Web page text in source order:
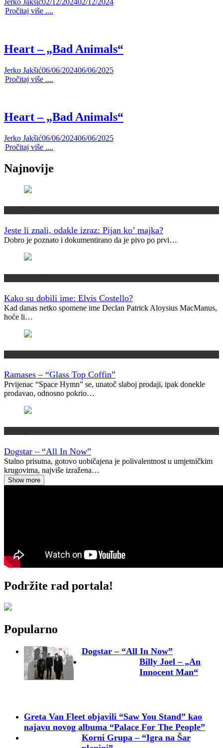
Pročitaj više ....
Heart – „Bad Animals“
Jerko Jakšić06/06/202406/06/2025
Pročitaj više ....
Heart – „Bad Animals“
Jerko Jakšić06/06/202406/06/2025
Pročitaj više ....
Najnovije
Jeste li znali, odakle izraz: Pijan ko’ majka?
Dobro je poznato i dokumentirano da je pivo po prvi…
Kako su dobili ime: Elvis Costello?
Kad danas netko spomene ime Declan Patrick Aloysius MacManus,
hoće li…
Ramases – “Glass Top Coffin”
Prvijenac “Space Hymn” se, unatoč slaboj prodaji, ipak donekle
prodavao, odnosno pokrio…
Dogstar – “All In Now”
Stalno prisutna, gotovo uobičajena je polivalentnost u umjetničkim
krugovima, najviše izražena…
Show more
Podržite rad portala!
Popularno
Dogstar – “All In Now”
Billy Joel – „An
Innocent Man“
Greta Van Fleet objavili “Saw You Stand” kao
najavu novog albuma “Palace For The People”
Korni Grupa – “Igra na Šar